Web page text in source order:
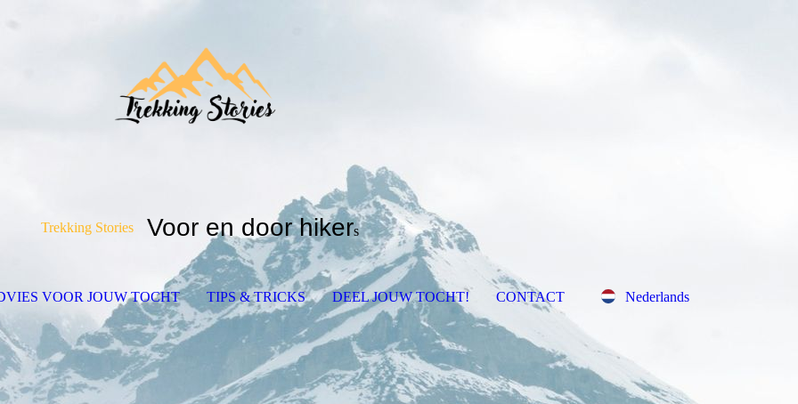
Trekking Stories Voor en door hikers
VOOR JOUW TOCHT TIPS & TRICKS DEEL JOUW TOCHT! CONTACT Nederlands